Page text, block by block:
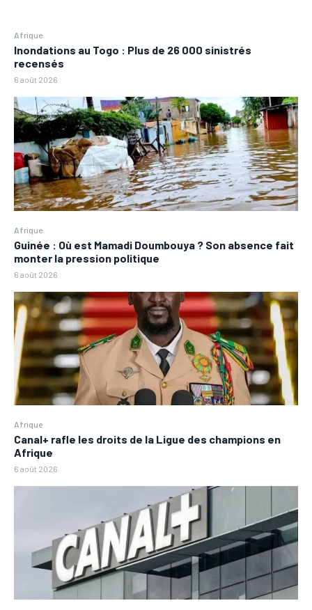
Afrique
Inondations au Togo : Plus de 26 000 sinistrés
recensés
6 août 2026
Afrique
Guinée : Où est Mamadi Doumbouya ? Son absence fait
monter la pression politique
6 août 2026
Afrique
Canal+ rafle les droits de la Ligue des champions en
Afrique
6 août 2026